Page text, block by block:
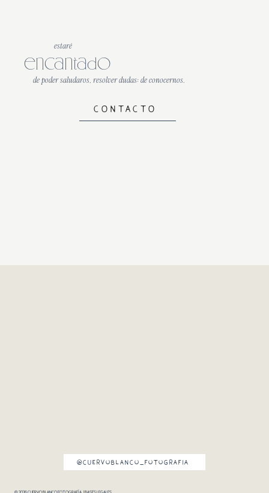
estaré
encantado
de poder saludaros, resolver dudas: de conocernos.
CONTACTO
@CUERVOBLANCO_FOTOGRAFIA